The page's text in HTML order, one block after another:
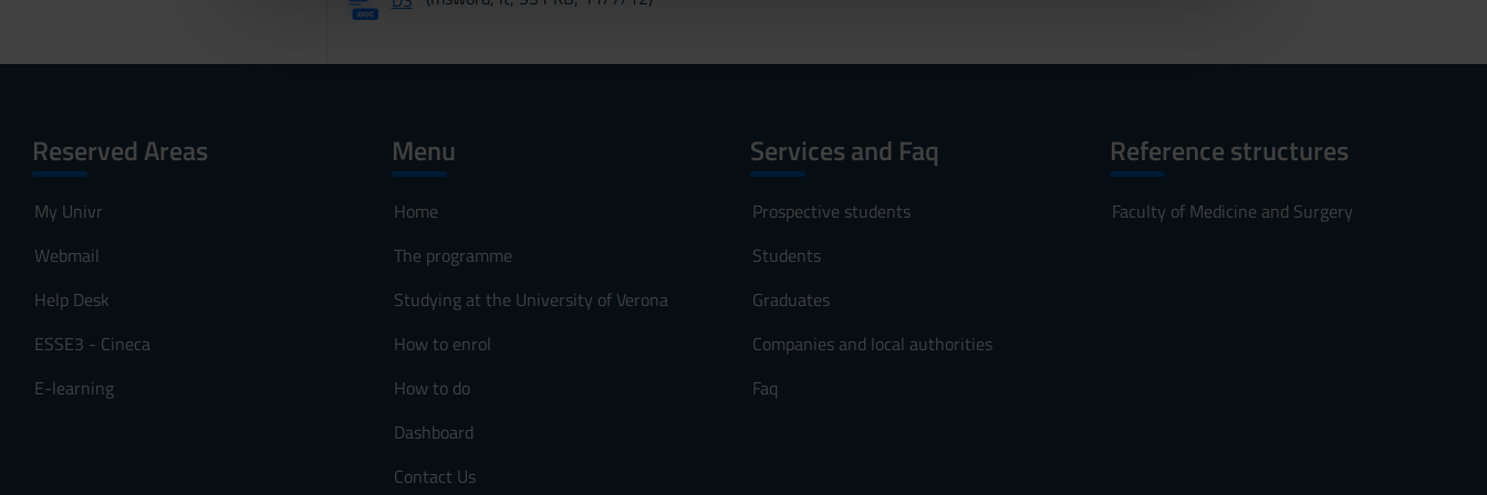
Reserved Areas
My Univr
Webmail
Help Desk
ESSE3 - Cineca
E-learning
Menu
Home
The programme
Studying at the University of Verona
How to enrol
How to do
Dashboard
Contact Us
Services and Faq
Prospective students
Students
Graduates
Companies and local authorities
Faq
Reference structures
Faculty of Medicine and Surgery